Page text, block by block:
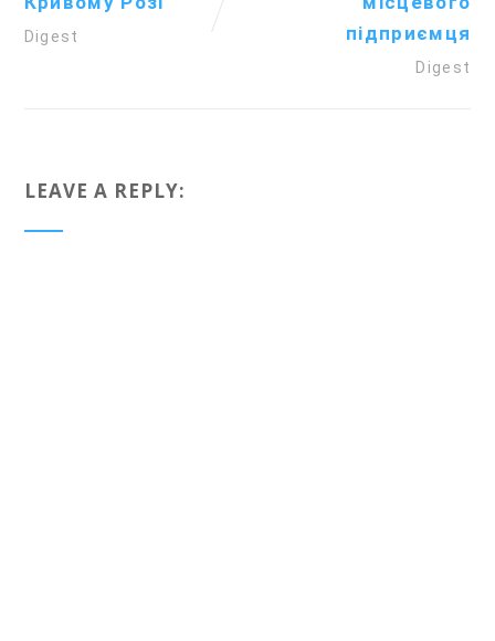
Digest
підприємця
Digest
LEAVE A REPLY: